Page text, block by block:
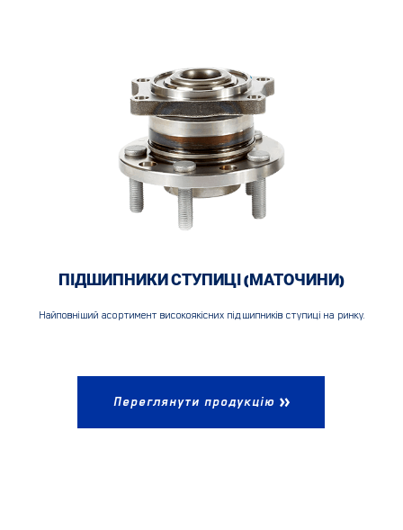
ПІДШИПНИКИ СТУПИЦІ (МАТОЧИНИ)
Найповніший асортимент високоякісних підшипників ступиці на ринку.
Переглянути продукцію